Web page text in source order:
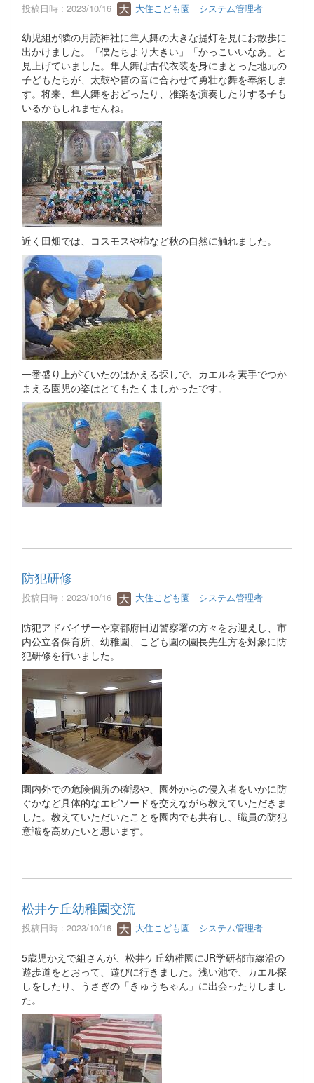
投稿日時 : 2023/10/16 大住こども園 システム管理者
幼児組が隣の月読神社に隼人舞の大きな提灯を見にお散歩に
出かけました。「僕たちより大きい」「かっこいいなあ」と
見上げていました。隼人舞は古代衣装を身にまとった地元の
子どもたちが、太鼓や笛の音に合わせて勇壮な舞を奉納しま
す。将来、隼人舞をおどったり、雅楽を演奏したりする子も
いるかもしれませんね。
近く田畑では、コスモスや柿など秋の自然に触れました。
一番盛り上がていたのはかえる探しで、カエルを素手でつか
まえる園児の姿はとてもたくましかったです。
防犯研修
投稿日時 : 2023/10/16 大住こども園 システム管理者
防犯アドバイザーや京都府田辺警察署の方々をお迎えし、市
内公立各保育所、幼稚園、こども園の園長先生方を対象に防
犯研修を行いました。
園内外での危険個所の確認や、園外からの侵入者をいかに防
ぐかなど具体的なエピソードを交えながら教えていただきま
した。教えていただいたことを園内でも共有し、職員の防犯
意識を高めたいと思います。
松井ケ丘幼稚園交流
投稿日時 : 2023/10/16 大住こども園 システム管理者
5歳児かえで組さんが、松井ケ丘幼稚園にJR学研都市線沿の
遊歩道をとおって、遊びに行きました。浅い池で、カエル探
しをしたり、うさぎの「きゅうちゃん」に出会ったりしまし
た。